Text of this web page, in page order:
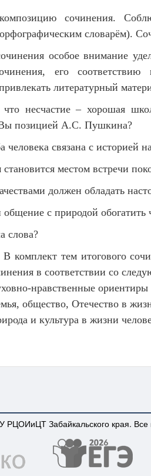
сочинения.
орфографическим словарём).
особое внимание
его
литературный
что несчастие – хорошая
позицией А.С. Пушкина?
человека связана с историей
местом встречи
должен обладать
с природой обогатить
слова?
В комплект тем итогового
в соответствии со
нравственные ориентиры
общество, Отечество в
и культура в жизни
РЦОИиЦТ Забайкальского края.